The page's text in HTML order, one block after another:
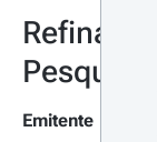
Refinar
Pesquisa
Emitente